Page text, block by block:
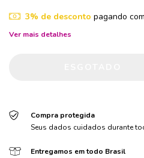
3% de desconto pagando
Ver mais detalhes
Compra protegida
Seus dados cuidados durante
Entregamos em todo Brasil